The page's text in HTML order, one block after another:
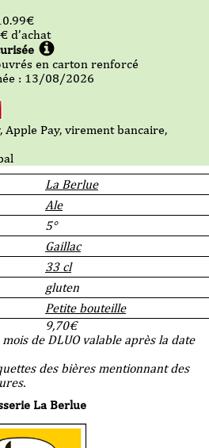
La Berlue
Ale
5°
Gaillac
33 cl
gluten
Petite bouteille
9,70€
de DLUO valable après la date
des bières mentionnant des
€
€ d’achat
en carton renforcé
: 13/08/2026
Apple Pay, virement bancaire,
La Berlue